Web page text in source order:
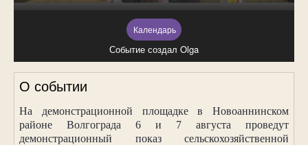
Календарь
Событие создал Olga
О событии
На демонстрационной площадке в Новоаннинском
районе Волгограда 6 и 7 августа проведут
демонстрационный показ сельскохозяйственной